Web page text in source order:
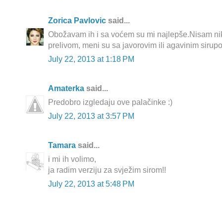
Zorica Pavlovic said...
Obožavam ih i sa voćem su mi najlepše.Nisam
prelivom, meni su sa javorovim ili agavinim
July 22, 2013 at 1:18 PM
Amaterka said...
Predobro izgledaju ove palačinke :)
July 22, 2013 at 3:57 PM
Tamara said...
i mi ih volimo,
ja radim verziju za svježim sirom!!
July 22, 2013 at 5:48 PM